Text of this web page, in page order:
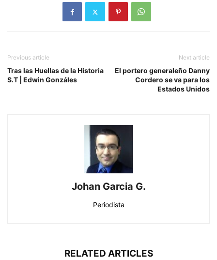
Previous article
Tras las Huellas de la Historia
S.T | Edwin Gonzáles
Next article
El portero generaleño Danny
Cordero se va para los
Estados Unidos
Johan Garcia G.
Periodista
RELATED ARTICLES